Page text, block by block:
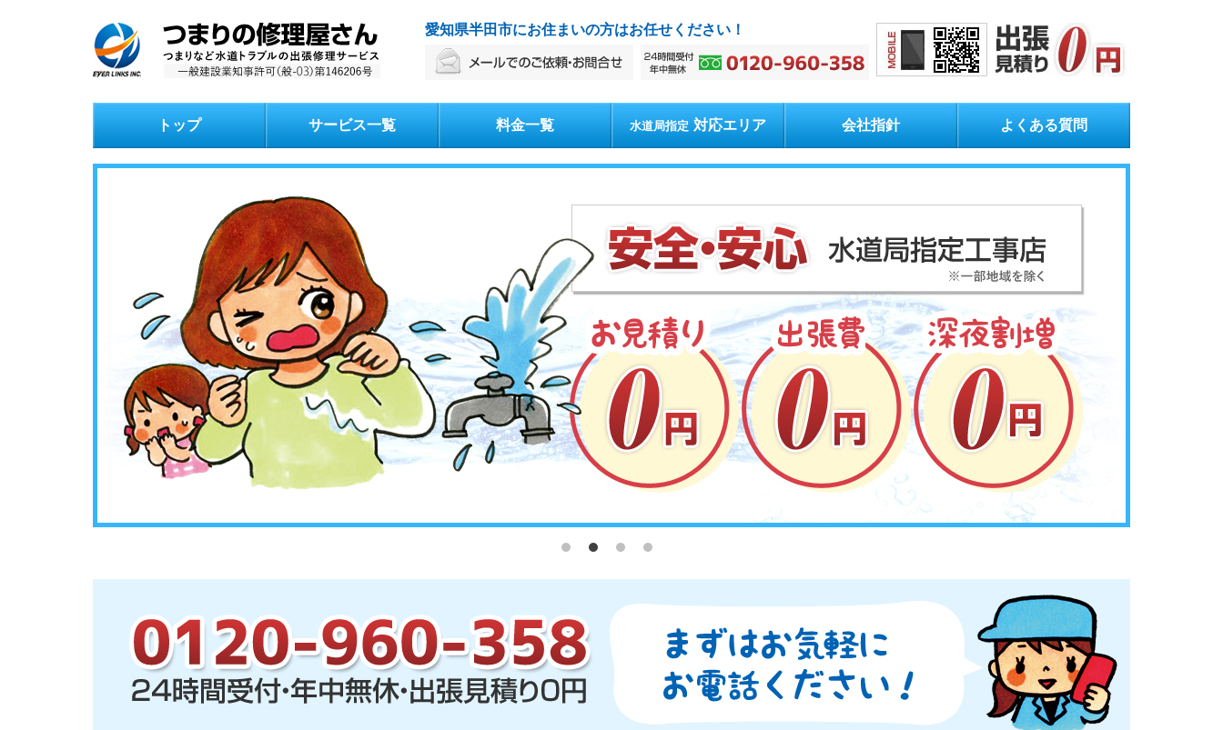
愛知県半田市にお住まいの方はお任せください！
トップ サービス一覧 料金一覧 水道局指定 対応エリア 会社指針 よくある質問